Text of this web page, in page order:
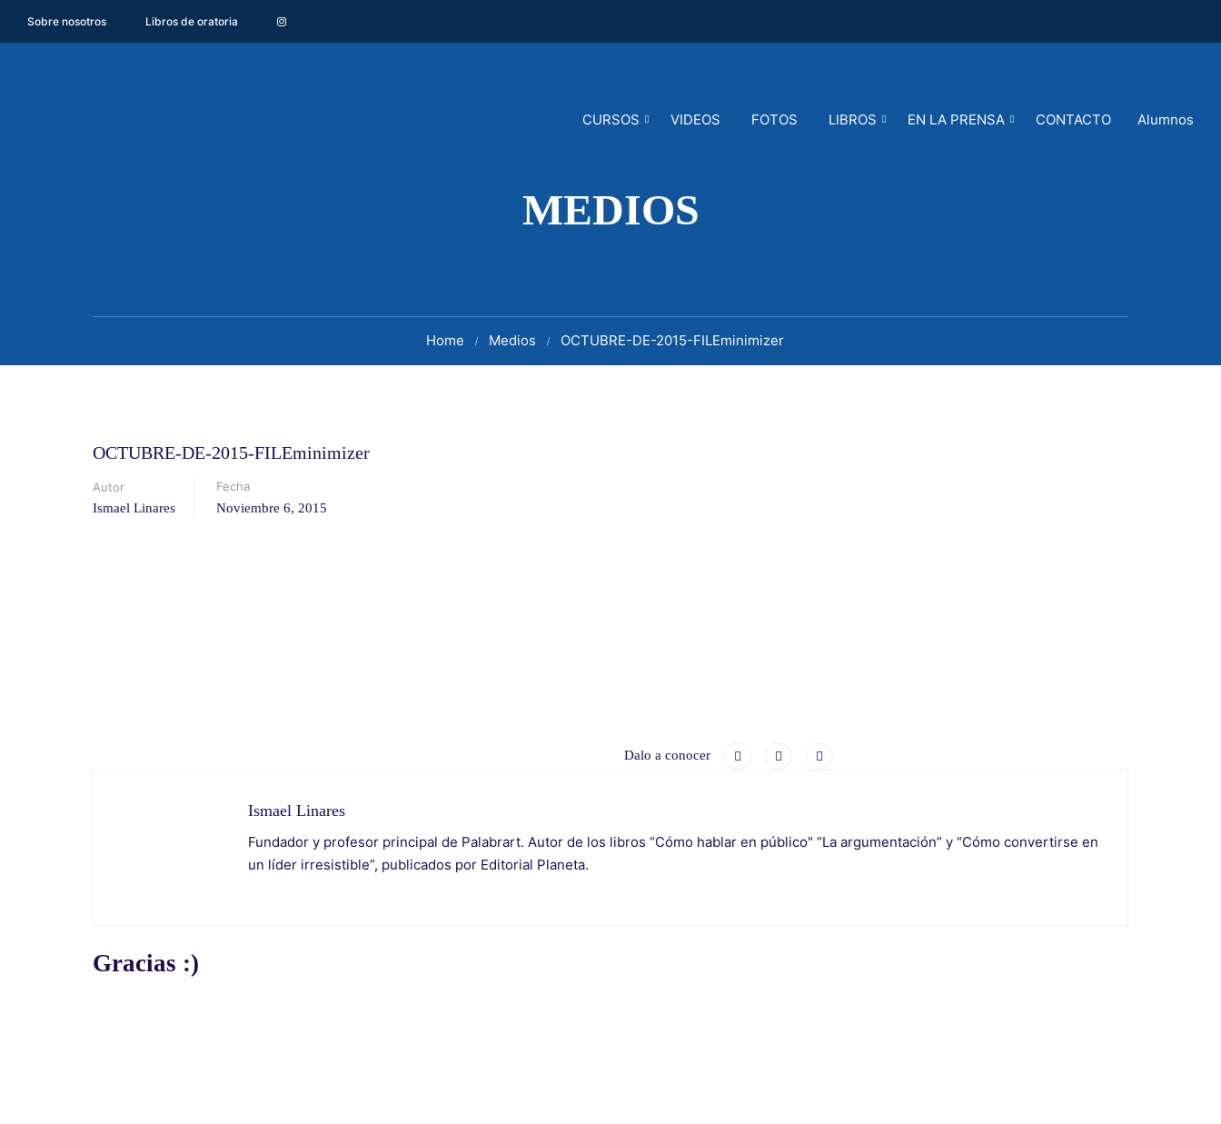
Sobre nosotros Libros de oratoria
CURSOS VIDEOS FOTOS LIBROS EN LA PRENSA CONTACTO Alumnos
MEDIOS
Home Medios OCTUBRE-DE-2015-FILEminimizer
OCTUBRE-DE-2015-FILEminimizer
Autor
Ismael Linares
Fecha
Noviembre 6, 2015
Dalo a conocer
Ismael Linares
Fundador y profesor principal de Palabrart. Autor de los libros “Cómo hablar en público" “La argumentación” y “Cómo convertirse en
un líder irresistible”, publicados por Editorial Planeta.
Gracias :)